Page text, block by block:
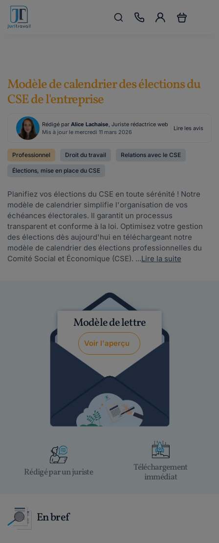
Modèle de lettre
Voir l'aperçu
Modèle de calendrier des élections du
CSE de l'entreprise
Rédigé par Alice Lachaise, Juriste rédactrice web
Mis à jour le mercredi 11 mars 2026
Lire les avis
Professionnel Droit du travail Relations avec le CSE
Élections, mise en place du CSE
Planifiez vos élections du CSE en toute sérénité ! Notre
modèle de calendrier simplifie l'organisation de vos
échéances électorales. Il garantit un processus
transparent et conforme à la loi. Optimisez votre gestion
des élections dès aujourd'hui en téléchargeant notre
modèle de calendrier des élections professionnelles du
Comité Social et Économique (CSE). ...Lire la suite
Rédigé par un juriste
Téléchargement
immédiat
En bref